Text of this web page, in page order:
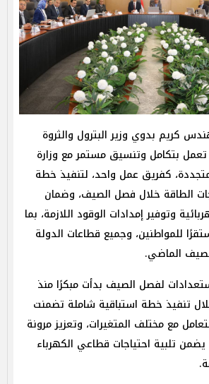
كريم بدوي وزير البترول والثروة
تعمل بتكامل وتنسيق مستمر مع وزارة
كفريق عمل واحد، لتنفيذ خطة
الطاقة خلال فصل الصيف، وضمان
وتوفير إمدادات الوقود اللازمة، بما
للمواطنين، وجميع قطاعات الدولة
الماضي.
لفصل الصيف بدأت مبكرًا منذ
تنفيذ خطة استباقية شاملة تضمنت
مع مختلف المتغيرات، وتعزيز مرونة
يضمن تلبية احتياجات قطاعي الكهرباء